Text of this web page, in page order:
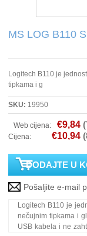
PRINTERI
MONITORI
SOFTWARE
POS OPREMA
PROJEKTORI
ELEKTRIČNI
MS LOG B110
Logitech B110 je
tipkama i g
SKU: 19950
Web cijena: €9,84
Cijena: €10,94
Logitech B110 je
nečujnim tipkama i
USB kabela i ne